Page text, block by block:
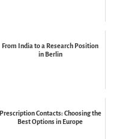
From India to a Research Position
in Berlin
Prescription Contacts: Choosing the
Best Options in Europe